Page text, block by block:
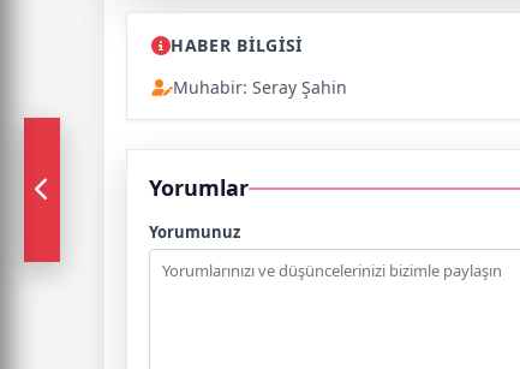
HABER BİLGİSİ
Muhabir: Seray Şahin
Yorumlar
Yorumunuz